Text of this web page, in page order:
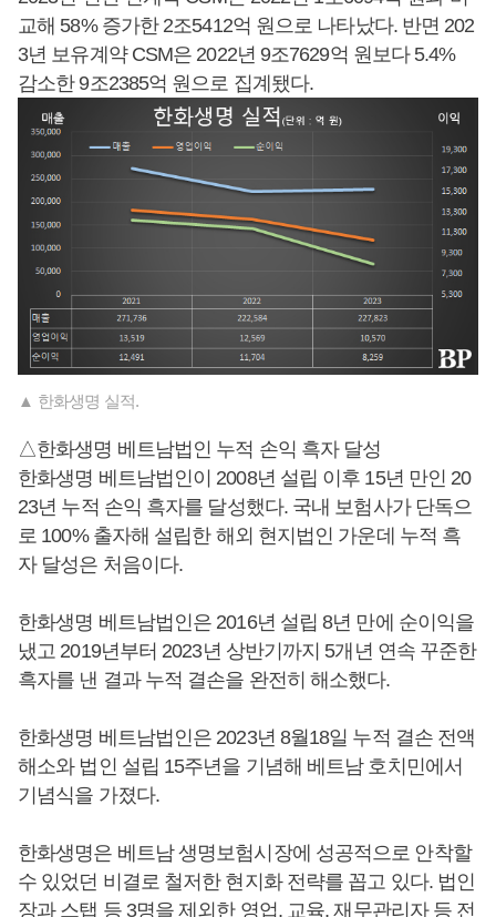
교해 58% 증가한 2조5412억 원으로 나타났다. 반면 202
3년 보유계약 CSM은 2022년 9조7629억 원보다 5.4%
감소한 9조2385억 원으로 집계됐다.
▲ 한화생명 실적.
△한화생명 베트남법인 누적 손익 흑자 달성
한화생명 베트남법인이 2008년 설립 이후 15년 만인 20
23년 누적 손익 흑자를 달성했다. 국내 보험사가 단독으
로 100% 출자해 설립한 해외 현지법인 가운데 누적 흑
자 달성은 처음이다.
한화생명 베트남법인은 2016년 설립 8년 만에 순이익을
냈고 2019년부터 2023년 상반기까지 5개년 연속 꾸준한
흑자를 낸 결과 누적 결손을 완전히 해소했다.
한화생명 베트남법인은 2023년 8월18일 누적 결손 전액
해소와 법인 설립 15주년을 기념해 베트남 호치민에서
기념식을 가졌다.
한화생명은 베트남 생명보험시장에 성공적으로 안착할
수 있었던 비결로 철저한 현지화 전략를 꼽고 있다. 법인
장과 스탭 등 3명을 제외한 영업, 교육, 재무관리자 등 전